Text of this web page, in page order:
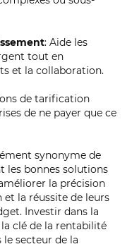
: Aide les
tout en
et la collaboration.
de tarification
de ne payer que ce
synonyme de
les bonnes solutions
la précision
la réussite de leurs
Investir dans la
clé de la rentabilité
secteur de la